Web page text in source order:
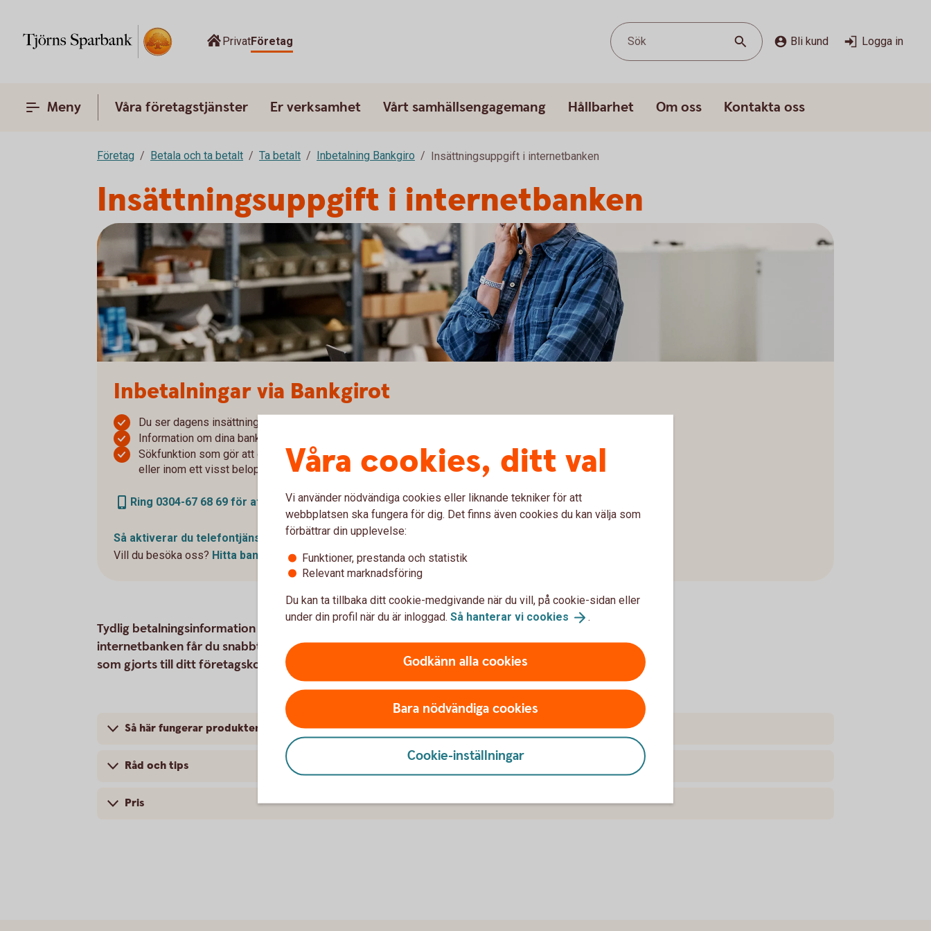
PrivatFöretag Sök Bli kund Logga in
Meny Våra företagstjänster Er verksamhet Vårt samhällsengagemang Hållbarhet Om oss Kontakta oss
Företag Betala och ta betalt Ta betalt Inbetalning Bankgiro Insättningsuppgift i internetbanken
Insättningsuppgift i internetbanken
Inbetalningar via Bankgirot
Du ser dagens insättningar redan på Bankgirots behandlingsdag
Information om dina bankgiroinbetalningar lagras 16 månader bakåt i tiden
Sökfunktion som gör att du kan söka insättningsuppgift för en viss dag, tidsperiod
eller inom ett visst beloppsintervall
Ring 0304-67 68 69 för att skaffa inbetalningar via Bankgiro
Så aktiverar du telefontjänst
Vill du besöka oss? Hitta bankkontor
Tydlig betalningsinformation på fakturan till dina kunder underlättar betalningen. I
internetbanken får du snabbt och enkelt tillgång till aktuell information om inbetalningar
som gjorts till ditt företagskonto via Bankgirot.
Så här fungerar produkten
Råd och tips
Pris
Våra cookies, ditt val
Vi använder nödvändiga cookies eller liknande tekniker för att
webbplatsen ska fungera för dig. Det finns även cookies du kan välja som
förbättrar din upplevelse:
Funktioner, prestanda och statistik
Relevant marknadsföring
Du kan ta tillbaka ditt cookie-medgivande när du vill, på cookie-sidan eller
under din profil när du är inloggad. Så hanterar vi cookies .
Godkänn alla cookies
Bara nödvändiga cookies
Cookie-inställningar